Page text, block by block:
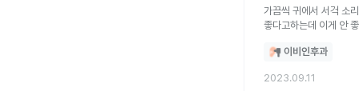
가끔씩 귀에서 서걱 소
좋다고하는데 이게 안
이비인후과
2023.09.11